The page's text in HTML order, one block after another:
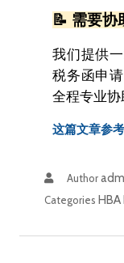
📝 需要协
我们提供
税务函申
全程专业协
这篇文章参
Author
Categories HBA